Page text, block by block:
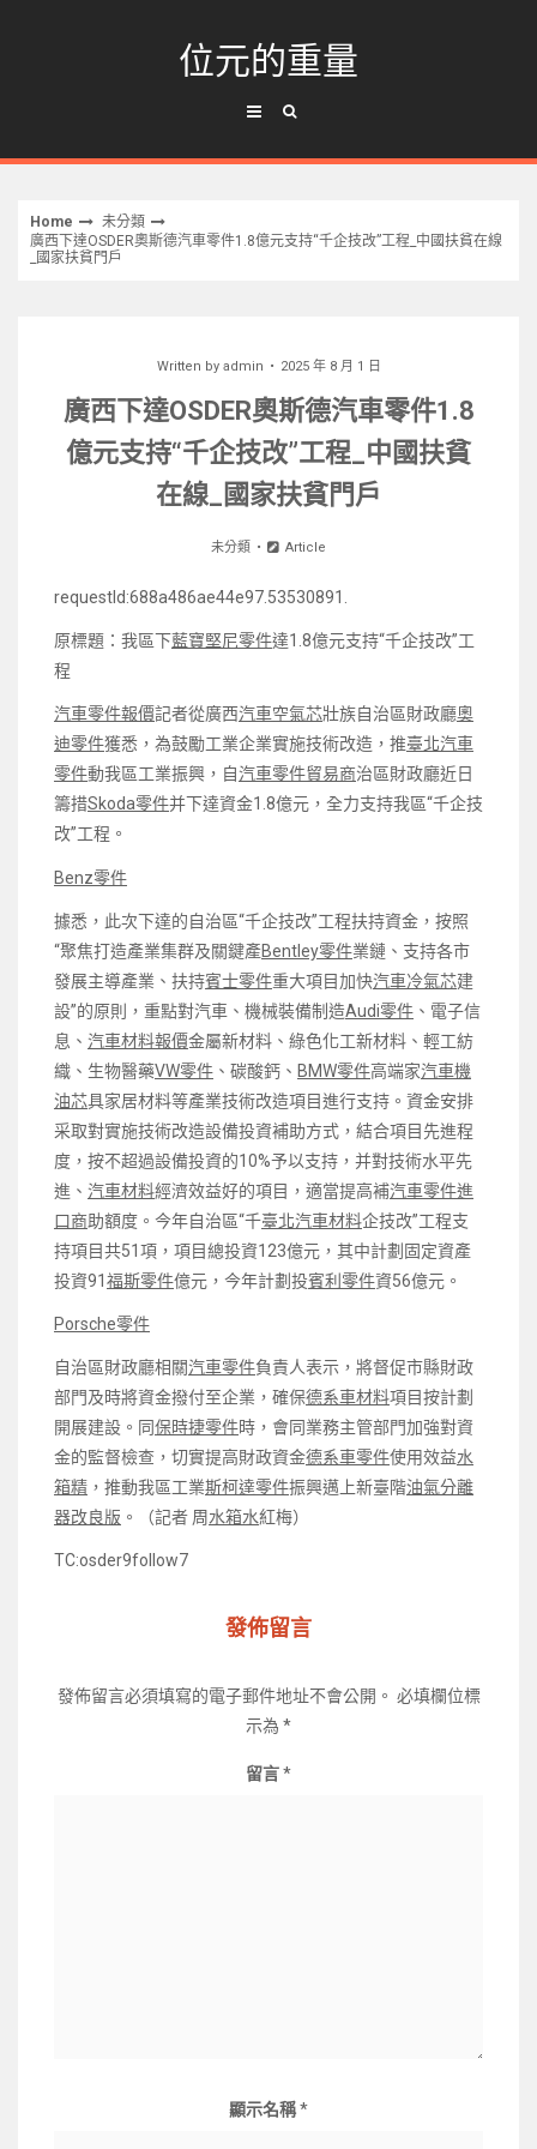
位元的重量
Home
未分類
廣西下達OSDER奧斯德汽車零件1.8億元支持“千企技改”工程_中國扶貧在線
_國家扶貧門戶
Written by admin 2025 年 8 月 1 日
廣西下達OSDER奧斯德汽車零件1.8
億元支持“千企技改”工程_中國扶貧
在線_國家扶貧門戶
未分類 Article
requestId:688a486ae44e97.53530891.
原標題：我區下藍寶堅尼零件達1.8億元支持“千企技改”工
程
汽車零件報價記者從廣西汽車空氣芯壯族自治區財政廳奧
迪零件獲悉，為鼓勵工業企業實施技術改造，推臺北汽車
零件動我區工業振興，自汽車零件貿易商治區財政廳近日
籌措Skoda零件并下達資金1.8億元，全力支持我區“千企技
改”工程。
Benz零件
據悉，此次下達的自治區“千企技改”工程扶持資金，按照
“聚焦打造產業集群及關鍵產Bentley零件業鏈、支持各市
發展主導產業、扶持賓士零件重大項目加快汽車冷氣芯建
設”的原則，重點對汽車、機械裝備制造Audi零件 、電子信
息、 汽車材料報價金屬新材料、綠色化工新材料、輕工紡
織、生物醫藥VW零件 、碳酸鈣、 BMW零件高端家汽車機
油芯具家居材料等產業技術改造項目進行支持。資金安排
采取對實施技術改造設備投資補助方式，結合項目先進程
度，按不超過設備投資的10%予以支持，并對技術水平先
進、 汽車材料經濟效益好的項目，適當提高補汽車零件進
口商助額度。今年自治區“千臺北汽車材料企技改”工程支
持項目共51項，項目總投資123億元，其中計劃固定資產
投資91 福斯零件億元，今年計劃投賓利零件資56億元。
Porsche零件
自治區財政廳相關汽車零件負責人表示，將督促市縣財政
部門及時將資金撥付至企業，確保德系車材料項目按計劃
開展建設。同保時捷零件時，會同業務主管部門加強對資
金的監督檢查，切實提高財政資金德系車零件使用效益水
箱精 ，推動我區工業斯柯達零件振興邁上新臺階油氣分離
器改良版 。（記者 周水箱水紅梅）
TC:osder9follow7
發佈留言
發佈留言必須填寫的電子郵件地址不會公開。 必填欄位標
示為 *
留言*
顯示名稱*